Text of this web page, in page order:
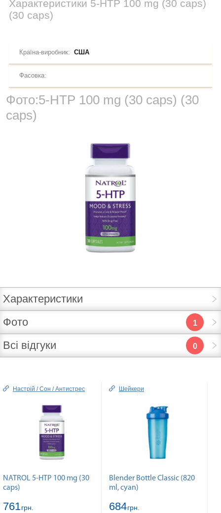
Характеристики 5-HTP 100 mg (30 caps)
(30 caps)
Країна-виробник: США
Фасовка:
Фото:5-HTP 100 mg (30 caps) (30
caps)
Характеристики
Фото
1
Всі відгуки 0
Настрій / Сон / Антистрес
NATROL 5-HTP 100 mg (30
caps)
761грн.
Шейкери
Blender Bottle Classic (820
ml, cyan)
684грн.